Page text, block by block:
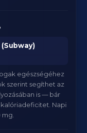
egészségéhez
szerint segíthet az
is — bár
Napi